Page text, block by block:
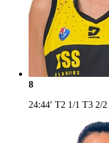
8
24:44′ T2 1/1 T3 2/2